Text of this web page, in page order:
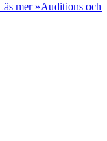
mer »Auditions och